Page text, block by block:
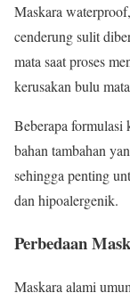
Maskara
cenderung sulit
mata saat proses
kerusakan bulu
Beberapa formulasi
bahan tambahan
sehingga penting
dan hipoalergenik.
Perbedaan
Maskara alami